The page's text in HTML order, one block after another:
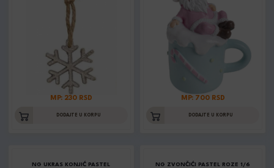
MP: 230 RSD
DODAJTE U KORPU
MP: 700 RSD
DODAJTE U KORPU
NG UKRAS KONJIĆ PASTEL NG ZVONČIĆI PASTEL ROZE 1/6